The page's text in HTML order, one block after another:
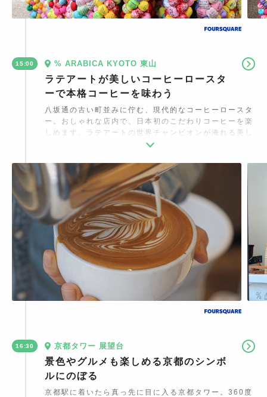
15:00 % ARABICA KYOTO 東山
ラテアートが美しいコーヒーロースタ
ーで本格コーヒーを味わう
八坂通の古い町並みに佇む、現代的なコーヒーロースタ
ー。おしゃれな店内で、日本初のこだわりコーヒーを楽
しめます。ラテアートの世界チャンピオンが淹れる美し
16:30 京都タワー 展望台
景色やグルメも楽しめる京都のシンボ
ルにのぼる
京都駅に着いたら真っ先に目に入る京都タワー。360度